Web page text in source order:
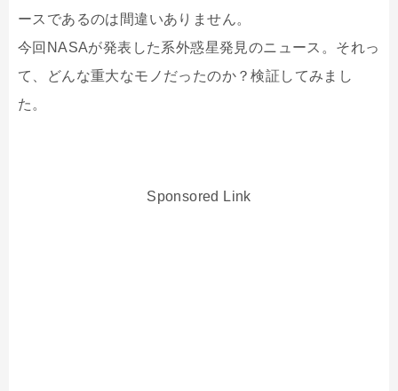
ースであるのは間違いありません。
今回NASAが発表した系外惑星発見のニュース。それっ
て、どんな重大なモノだったのか？検証してみまし
た。
Sponsored Link